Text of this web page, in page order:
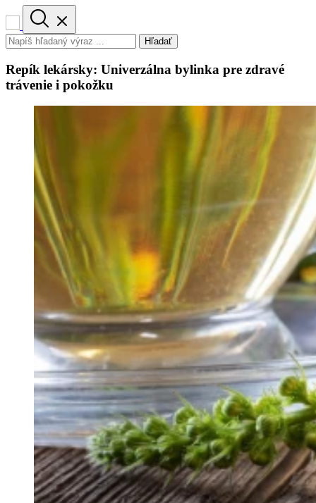
Hľadať
Repík lekársky: Univerzálna bylinka pre zdravé
trávenie i pokožku